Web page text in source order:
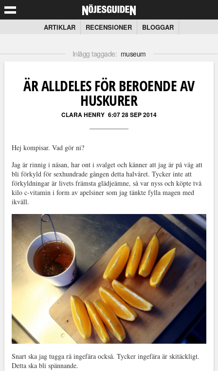
ARTIKLAR RECENSIONER BLOGGAR
Inlägg taggade: museum
ÄR ALLDELES FÖR BEROENDE AV
HUSKURER
CLARA HENRY 6:07 28 SEP 2014
Hej kompisar. Vad gör ni?
Jag är rinnig i näsan, har ont i svalget och känner att jag är på väg att
bli förkyld för sexhundrade gången detta halvåret. Tycker inte att
förkyldningar är livets främsta glädjeämne, så var nyss och köpte två
kilo c-vitamin i form av apelsiner som jag tänkte fylla magen med
ikväll.
Snart ska jag tugga rå ingefära också. Tycker ingefära är skitäckligt.
Detta ska bli spännande.